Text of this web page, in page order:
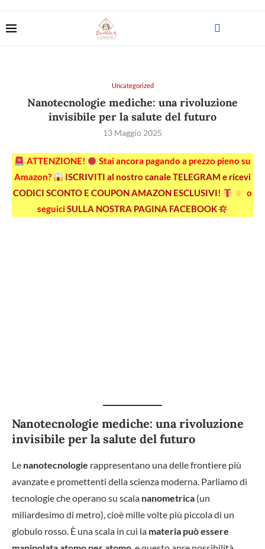
Uncategorized
Nanotecnologie mediche: una rivoluzione
invisibile per la salute del futuro
13 Maggio 2025
ATTENZIONE!
Stai ancora pagando a prezzo pieno su
Amazon?
ISCRIVITI al nostro canale TELEGRAM e ricevi
CODICI SCONTO E COUPON AMAZON ESCLUSIVI!
o
seguiciSULLA NOSTRA PAGINA FACEBOOK
Nanotecnologie mediche: una rivoluzione
invisibile per la salute del futuro
Le nanotecnologie rappresentano una delle frontiere più
avanzate e promettenti della scienza moderna. Parliamo di
tecnologie che operano su scala nanometrica (un
miliardesimo di metro), cioè mille volte più piccola di un
globulo rosso. È una scala in cui la materia può essere